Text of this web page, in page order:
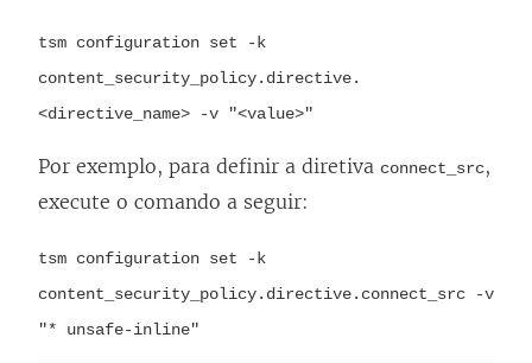
tsm configuration set -k
content_security_policy.directive.
<directive_name> -v "<value>"
Por exemplo, para definir a diretiva connect_src,
execute o comando a seguir:
tsm configuration set -k
content_security_policy.directive.connect_src -v
"* unsafe-inline"